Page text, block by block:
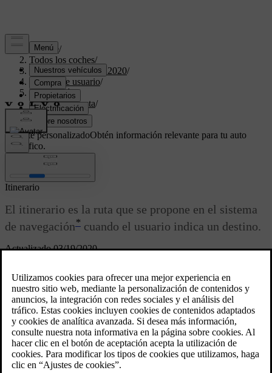
Soporte/
Todos los coches/
XC40 Twin Engine 2020/
Manual de usuario/
Navegación/
Itinerario y ruta/
Itinerario
Soporte personalizadoObtén información relevante para tu auto
específico.
Iniciar sesión
Actualizado 03/19/2020
Itinerario
El itinerario es la ruta que se propone en el sistema
de navegación* cuando el usuario indica un destino.
Las siguientes posiciones serán losdestinos intermediosdel
itinerario.
Un itinerario con su destino y sus destinos intermedios puede
editarse fácilmente con posterioridad.